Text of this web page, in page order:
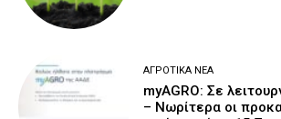
ΑΓΡΟΤΙΚΆ ΝΈΑ
myAGRO: Σε
– Νωρίτερα οι